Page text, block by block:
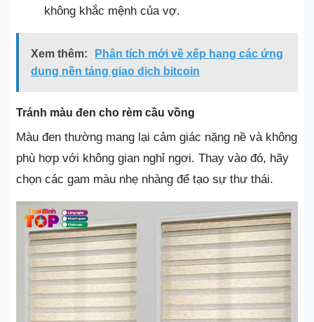
không khắc mệnh của vợ.
Xem thêm:
Phân tích mới về xếp hạng các ứng
dụng nền tảng giao dịch bitcoin
Tránh màu đen cho rèm cầu vồng
Màu đen thường mang lại cảm giác nặng nề và không
phù hợp với không gian nghỉ ngơi. Thay vào đó, hãy
chọn các gam màu nhẹ nhàng để tạo sự thư thái.